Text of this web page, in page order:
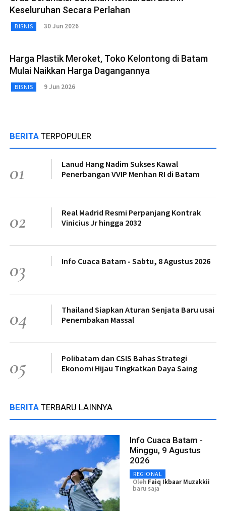
Keseluruhan Secara Perlahan
BISNIS 30 Jun 2026
Harga Plastik Meroket, Toko Kelontong di Batam
Mulai Naikkan Harga Dagangannya
BISNIS 9 Jun 2026
BERITA TERPOPULER
01
Lanud Hang Nadim Sukses Kawal
Penerbangan VVIP Menhan RI di Batam
02
Real Madrid Resmi Perpanjang Kontrak
Vinicius Jr hingga 2032
03 Info Cuaca Batam - Sabtu, 8 Agustus 2026
04
Thailand Siapkan Aturan Senjata Baru usai
Penembakan Massal
05
Polibatam dan CSIS Bahas Strategi
Ekonomi Hijau Tingkatkan Daya Saing
BERITA TERBARU LAINNYA
Info Cuaca Batam -
Minggu, 9 Agustus
2026
REGIONAL
Oleh Faiq Ikbaar Muzakkii
baru saja